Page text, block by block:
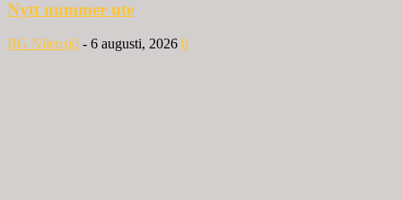
Nytt nummer ute
BG Nilensjö - 6 augusti, 2026 0